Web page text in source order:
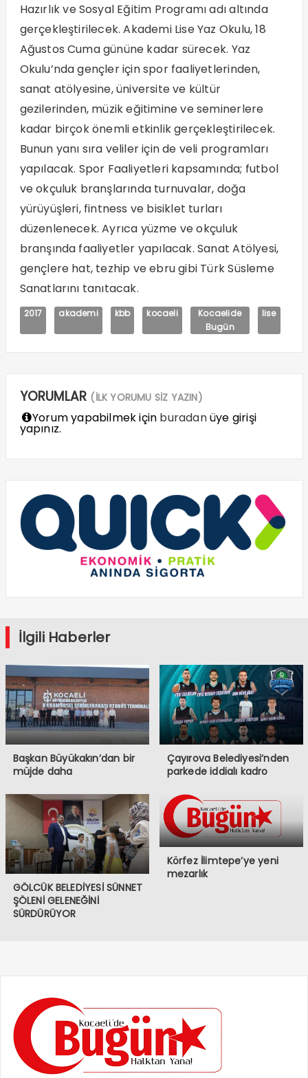
Hazırlık ve Sosyal Eğitim Programı adı altında
gerçekleştirilecek. Akademi Lise Yaz Okulu, 18
Ağustos Cuma gününe kadar sürecek. Yaz
Okulu’nda gençler için spor faaliyetlerinden,
sanat atölyesine, üniversite ve kültür
gezilerinden, müzik eğitimine ve seminerlere
kadar birçok önemli etkinlik gerçekleştirilecek.
Bunun yanı sıra veliler için de veli programları
yapılacak. Spor Faaliyetleri kapsamında; futbol
ve okçuluk branşlarında turnuvalar, doğa
yürüyüşleri, fintness ve bisiklet turları
düzenlenecek. Ayrıca yüzme ve okçuluk
branşında faaliyetler yapılacak. Sanat Atölyesi,
gençlere hat, tezhip ve ebru gibi Türk Süsleme
Sanatlarını tanıtacak.
2017 akademi kbb kocaeli
Kocaelide
Bugün
lise
YORUMLAR (İLK YORUMU SİZ YAZIN)
Yorum yapabilmek için buradanüye girişi
yapınız.
İlgili Haberler
Başkan Büyükakın’dan bir
müjde daha
Çayırova Belediyesi’nden
parkede iddialı kadro
GÖLCÜK BELEDİYESİ SÜNNET
ŞÖLENİ GELENEĞİNİ
SÜRDÜRÜYOR
Körfez İlimtepe’ye yeni
mezarlık